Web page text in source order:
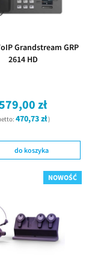
Grandstream GRP
2614 HD
zł
470,73 zł)
do koszyka
NOWOŚĆ